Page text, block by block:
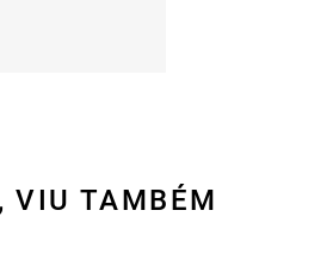
VIU TAMBÉM